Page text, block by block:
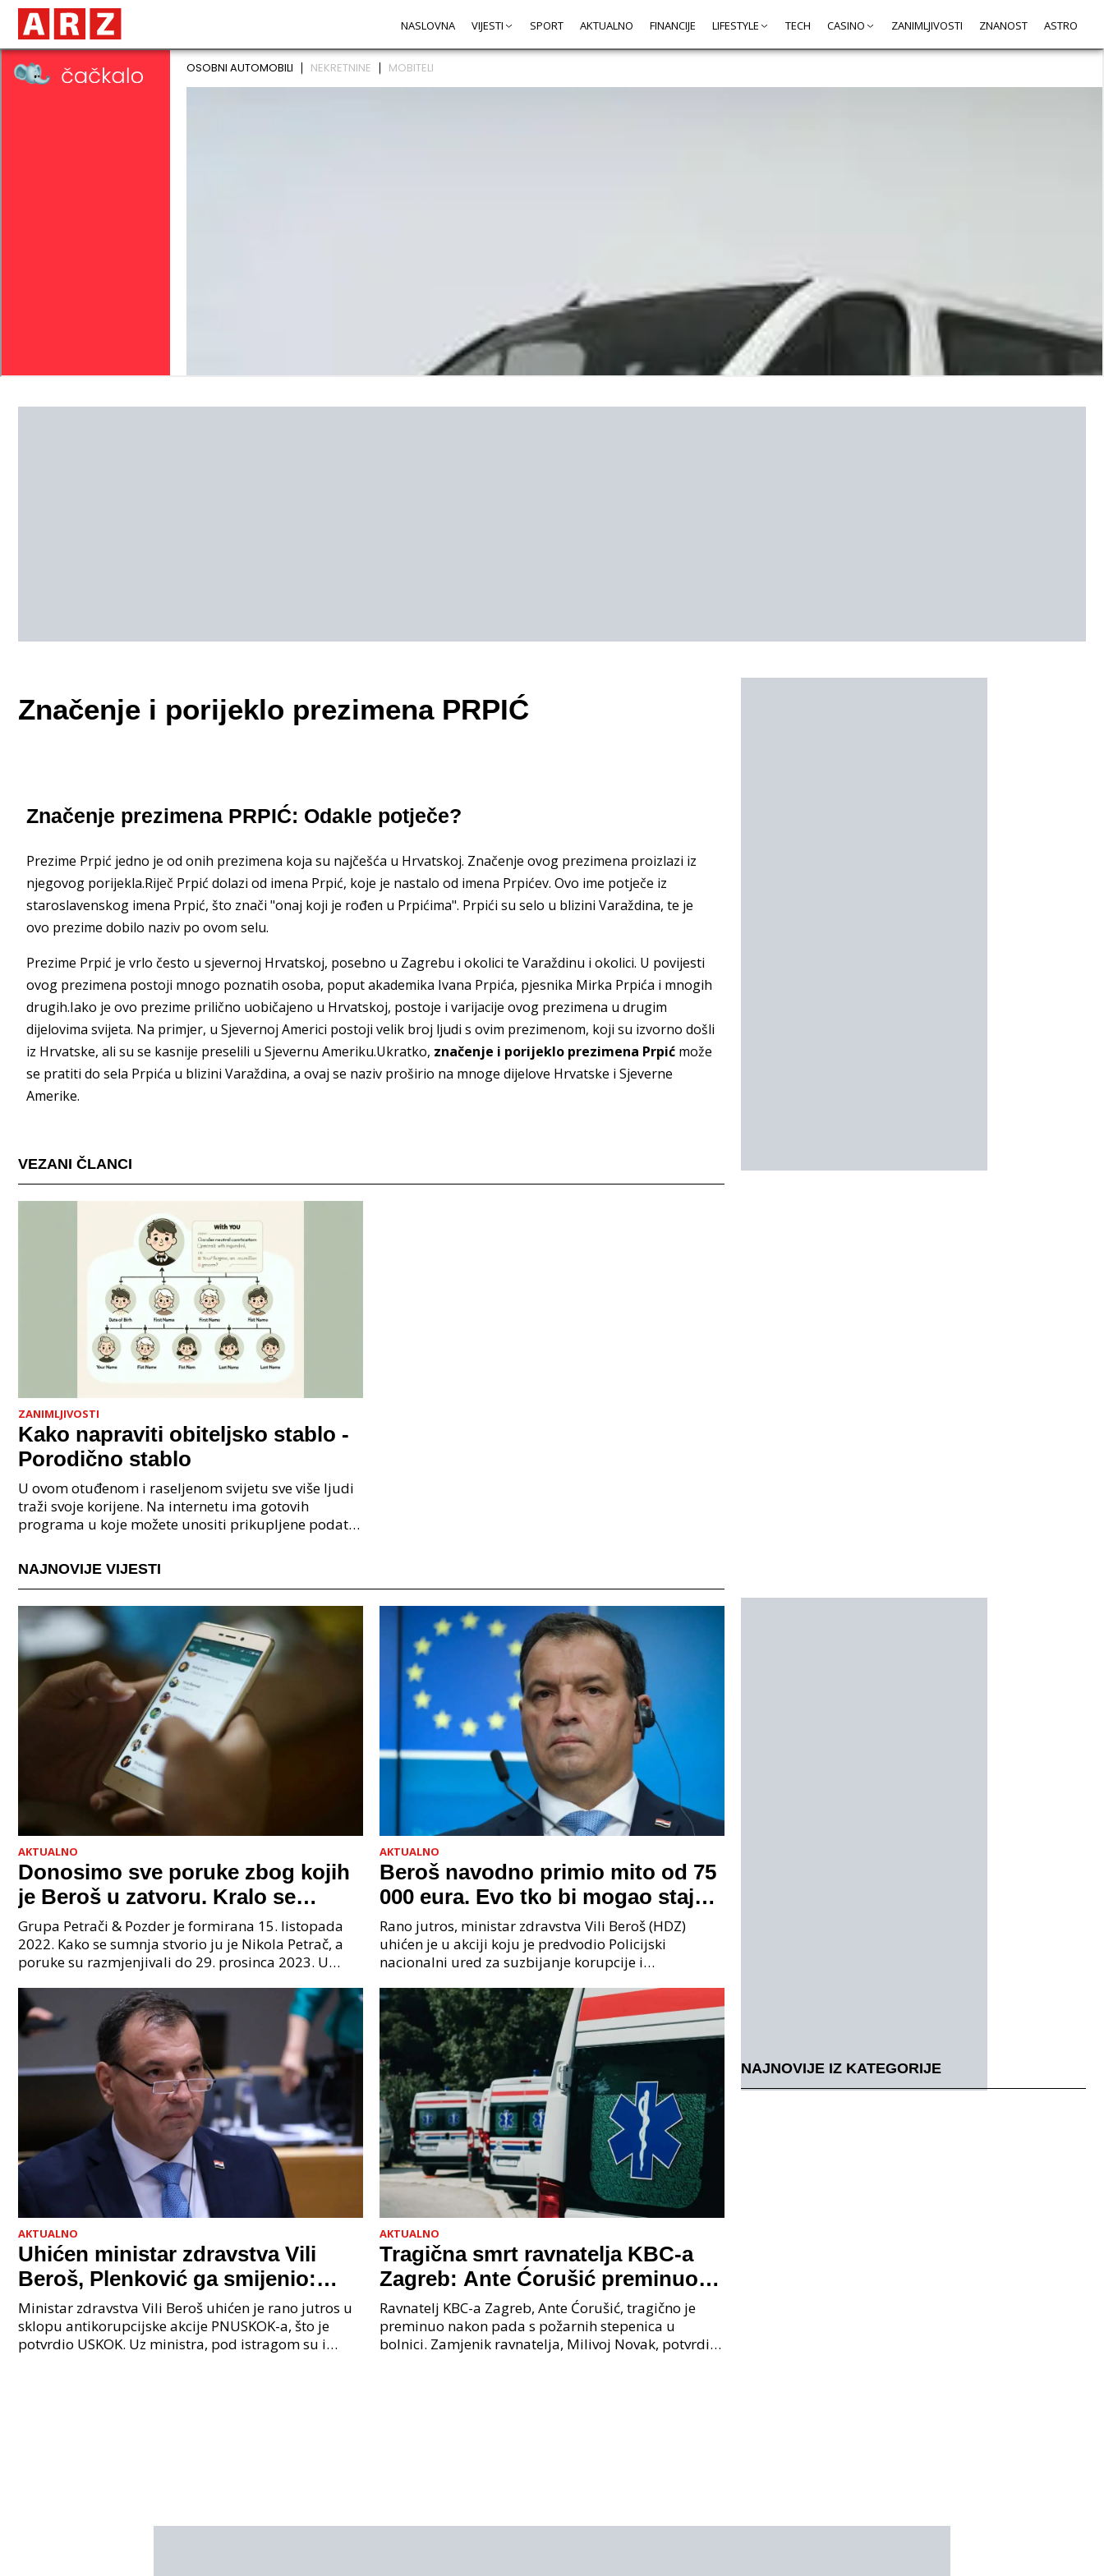
NASLOVNA VIJESTI SPORT AKTUALNO FINANCIJE LIFESTYLE TECH CASINO ZANIMLJIVOSTI ZNANOST ASTRO
Značenje i porijeklo prezimena PRPIĆ
Značenje prezimena PRPIĆ: Odakle potječe?
Prezime Prpić jedno je od onih prezimena koja su najčešća u Hrvatskoj. Značenje ovog prezimena proizlazi iz
njegovog porijekla.Riječ Prpić dolazi od imena Prpić, koje je nastalo od imena Prpićev. Ovo ime potječe iz
staroslavenskog imena Prpić, što znači "onaj koji je rođen u Prpićima". Prpići su selo u blizini Varaždina, te je
ovo prezime dobilo naziv po ovom selu.
Prezime Prpić je vrlo često u sjevernoj Hrvatskoj, posebno u Zagrebu i okolici te Varaždinu i okolici. U povijesti
ovog prezimena postoji mnogo poznatih osoba, poput akademika Ivana Prpića, pjesnika Mirka Prpića i mnogih
drugih.Iako je ovo prezime prilično uobičajeno u Hrvatskoj, postoje i varijacije ovog prezimena u drugim
dijelovima svijeta. Na primjer, u Sjevernoj Americi postoji velik broj ljudi s ovim prezimenom, koji su izvorno došli
iz Hrvatske, ali su se kasnije preselili u Sjevernu Ameriku.Ukratko, značenje i porijeklo prezimena Prpić može
se pratiti do sela Prpića u blizini Varaždina, a ovaj se naziv proširio na mnoge dijelove Hrvatske i Sjeverne
Amerike.
VEZANI ČLANCI
ZANIMLJIVOSTI
Kako napraviti obiteljsko stablo -
Porodično stablo
U ovom otuđenom i raseljenom svijetu sve više ljudi
traži svoje korijene. Na internetu ima gotovih
programa u koje možete unositi prikupljene podatke
NAJNOVIJE VIJESTI
AKTUALNO
Donosimo sve poruke zbog kojih
je Beroš u zatvoru. Kralo se
godinama. Tko će iz vlade biti
sljedeći uhićen?
Grupa Petrači & Pozder je formirana 15. listopada
2022. Kako se sumnja stvorio ju je Nikola Petrač, a
poruke su razmjenjivali do 29. prosinca 2023. U
AKTUALNO
Beroš navodno primio mito od 75
000 eura. Evo tko bi mogao stajati
na čelu zločinačkog udruženja
Rano jutros, ministar zdravstva Vili Beroš (HDZ)
uhićen je u akciji koju je predvodio Policijski
nacionalni ured za suzbijanje korupcije i
priopćenju USKOK
AKTUALNO
Uhićen ministar zdravstva Vili
Beroš, Plenković ga smijenio:
Istraga USKOK-a zbog korupcije
Ministar zdravstva Vili Beroš uhićen je rano jutros u
sklopu antikorupcijske akcije PNUSKOK-a, što je
potvrdio USKOK. Uz ministra, pod istragom su i
AKTUALNO
Tragična smrt ravnatelja KBC-a
Zagreb: Ante Ćorušić preminuo
nakon pada u bolnici, policija na
mjestu događaja
Ravnatelj KBC-a Zagreb, Ante Ćorušić, tragično je
preminuo nakon pada s požarnih stepenica u
bolnici. Zamjenik ravnatelja, Milivoj Novak, potvrdio
NAJNOVIJE IZ KATEGORIJE